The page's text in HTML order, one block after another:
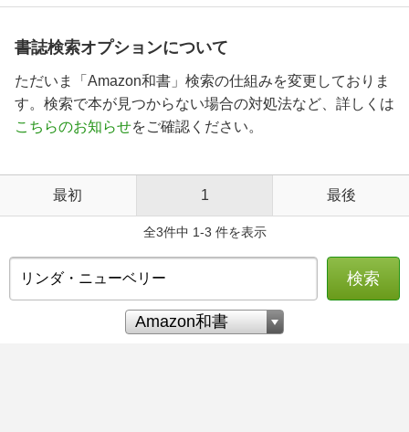
書誌検索オプションについて
ただいま「Amazon和書」検索の仕組みを変更しておりま
す。検索で本が見つからない場合の対処法など、詳しくは
こちらのお知らせをご確認ください。
最初 1 最後
全3件中 1-3 件を表示
検索